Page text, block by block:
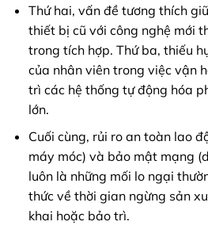
Thứ hai, vấn đề tương thích
thiết bị cũ với công nghệ mới
trong tích hợp. Thứ ba, thiếu
của nhân viên trong việc vận
trì các hệ thống tự động hóa
lớn.
Cuối cùng, rủi ro an toàn lao
máy móc) và bảo mật mạng
luôn là những mối lo ngại
thức về thời gian ngừng sản
khai hoặc bảo trì.